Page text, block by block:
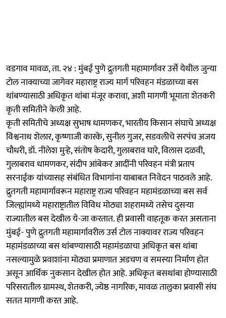
वडगाव मावळ, ता. २४ : मुंबई पुणे द्रुतगती महामार्गावर उर्से येथील जुन्या
टोल नाक्याच्या जागेवर महाराष्ट्र राज्य मार्ग परिवहन मंडळाच्या बस
थांबण्यासाठी अधिकृत थांबा मंजूर करावा, अशी मागणी भूमाता शेतकरी
कृती समितीने केली आहे.
कृती समितीचे अध्यक्ष सुभाष धामणकर, भारतीय किसान संघाचे अध्यक्ष
विश्वनाथ शेलार, कृष्णाजी कारके, सुनील गुजर, सडवलीचे सरपंच अजय
चौधरी, डॉ. नीलेश मुऱ्हे, संतोष केदारी, गुलाबराव घारे, विलास दळवी,
गुलाबराव धामणकर, संदीप आंबेकर आदींनी परिवहन मंत्री प्रताप
सरनाईक यांच्यासह संबंधित विभागांना याबाबत निवेदन पाठवले आहे.
द्रुतगती महामार्गावरून महाराष्ट्र राज्य परिवहन महामंडळाच्या बस सर्व
जिल्ह्यांमध्ये महाराष्ट्रातील विविध मोठ्या शहरामध्ये तसेच दुसऱ्या
राज्यातील बस देखील ये-जा करतात. ही प्रवासी वाहतूक करत असताना
मुंबई- पुणे द्रुतगती महामार्गावरील उर्स टोल नाक्यावर राज्य परिवहन
महामंडळाच्या बस थांबण्यासाठी महामंडळाचा अधिकृत बस थांबा
नसल्यामुळे प्रवाशांना मोठ्या प्रमाणात अडचण व समस्या निर्माण होत
असून आर्थिक नुकसान देखील होत आहे. अधिकृत बसथांबा होण्यासाठी
परिसरातील ग्रामस्थ, शेतकरी, ज्येष्ठ नागरिक, मावळ तालुका प्रवासी संघ
सतत मागणी करत आहे.